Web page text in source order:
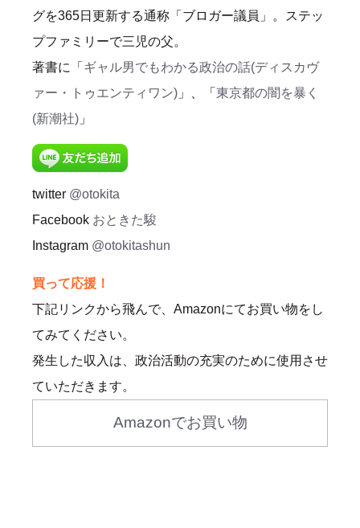
グを365日更新する通称「ブロガー議員」。ステッ
プファミリーで三児の父。
著書に「 ギャル男でもわかる政治の話(ディスカヴ
ァー・トゥエンティワン) 」、「 東京都の闇を暴く
(新潮社) 」
twitter @otokita
Facebook おときた駿
Instagram @otokitashun
買って応援！
下記リンクから飛んで、Amazonにてお買い物をし
てみてください。
発生した収入は、政治活動の充実のために使用させ
ていただきます。
Amazonでお買い物